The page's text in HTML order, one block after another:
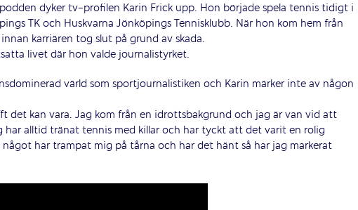
dyker tv-profilen Karin Frick upp. Hon började spela tennis tidigt i
TK och Huskvarna Jönköpings Tennisklubb. När hon kom hem från
karriären tog slut på grund av skada.
livet där hon valde journalistyrket.
värld som sportjournalistiken och Karin märker inte av någon
det kan vara. Jag kom från en idrottsbakgrund och jag är van vid att
har alltid tränat tennis med killar och har tyckt att det varit en rolig
har trampat mig på tårna och har det hänt så har jag markerat